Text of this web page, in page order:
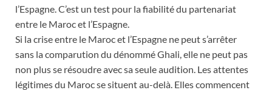
l’Espagne. C’est un test pour la fiabilité du partenariat
entre le Maroc et l’Espagne.
Si la crise entre le Maroc et l’Espagne ne peut s’arrêter
sans la comparution du dénommé Ghali, elle ne peut pas
non plus se résoudre avec sa seule audition. Les attentes
légitimes du Maroc se situent au-delà. Elles commencent